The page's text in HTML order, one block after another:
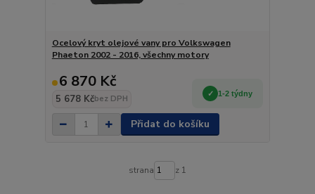
Ocelový kryt olejové vany pro Volkswagen
Phaeton 2002 - 2016, všechny motory
6 870 Kč
5 678 Kčbez DPH
1-2 týdny
Přidat do košíku
strana z 1